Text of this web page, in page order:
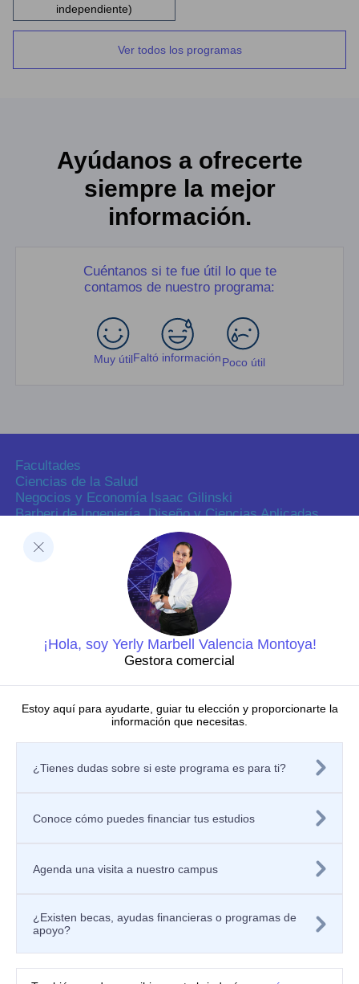
independiente)
Ver todos los programas
Ayúdanos a ofrecerte
siempre la mejor
información.
Cuéntanos si te fue útil lo que te
contamos de nuestro programa:
Muy útilFaltó informaciónPoco útil
¡Hola, soy Yerly Marbell Valencia Montoya!
Gestora comercial
Estoy aquí para ayudarte, guiar tu elección y proporcionarte la
información que necesitas.
¿Tienes dudas sobre si este programa es para ti?
Conoce cómo puedes financiar tus estudios
Agenda una visita a nuestro campus
¿Existen becas, ayudas financieras o programas de
apoyo?
Celular: +57 300 910 8606
ventanillaunicaicesi@icesi.edu.co
Facultades
Ciencias de la Salud
Negocios y Economía Isaac Gilinski
Barberi de Ingeniería, Diseño y Ciencias Aplicadas
Decanatura de Innovación Educativa y Fortalecimiento
Dirección de Investigaciones
Dirección de investigaciones
Portal de investigación
Grupos y semilleros de investigación
Centros de investigación
Proyectos de investigación
Nuestras publicaciones
Laboratorios
Políticas
Política de privacidad de los sitios web
Política de Seguridad de la Información
Registra tu PQRSF